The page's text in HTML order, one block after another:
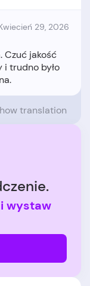
29, 2026
Czuć jakość
i trudno było
translation
wystaw